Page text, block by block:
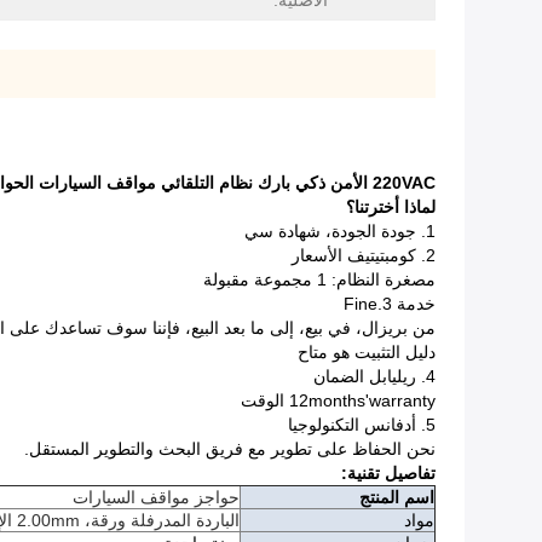
220VAC الأمن ذكي بارك نظام التلقائي مواقف السيارات الحواجز
لماذا أخترتنا؟
1. جودة الجودة، شهادة سي
2. كومبتيتيف الأسعار
مصغرة النظام: 1 مجموعة مقبولة
خدمة 3.Fine
من بريزال، في بيع، إلى ما بعد البيع، فإننا سوف تساعدك على
دليل التثبيت هو متاح
4. ريليابل الضمان
12months'warranty الوقت
5. أدفانس التكنولوجيا
نحن الحفاظ على تطوير مع فريق البحث والتطوير المستقل.
تفاصيل تقنية:
اسم المنتج
حواجز مواقف السيارات
مواد
الباردة المدرفلة ورقة، 2.00mm الإسكان